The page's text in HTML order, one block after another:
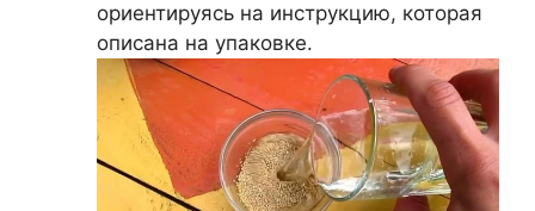
ориентируясь на инструкцию, которая
описана на упаковке.